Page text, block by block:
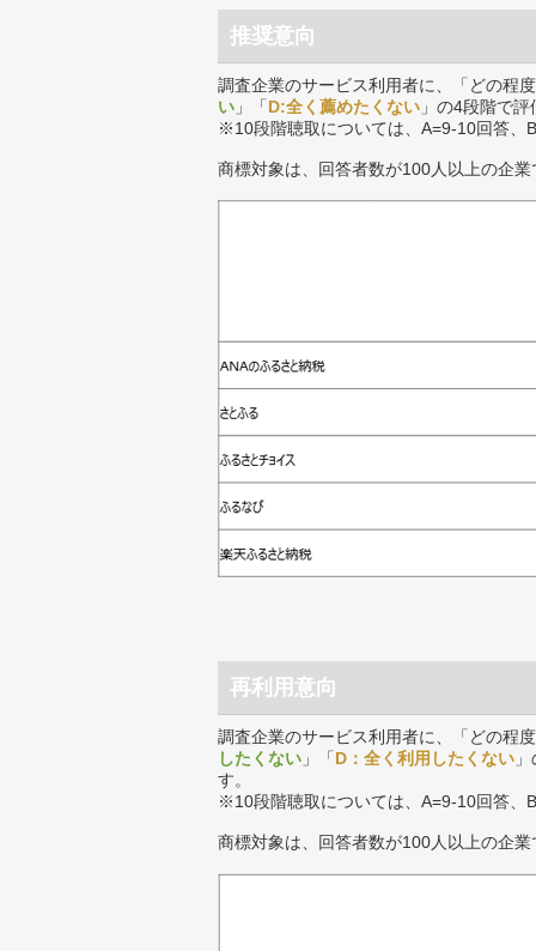
推奨意向
調査企業のサービス利用者に、「どの程
い 」「D:全く薦めたくない 」の4段階で
※10段階聴取については、A=9-10回答、
商標対象は、回答者数が100人以上の企業
再利用意向
調査企業のサービス利用者に、「どの程
したくない 」「D：全く利用したくない
す。
※10段階聴取については、A=9-10回答、
商標対象は、回答者数が100人以上の企業